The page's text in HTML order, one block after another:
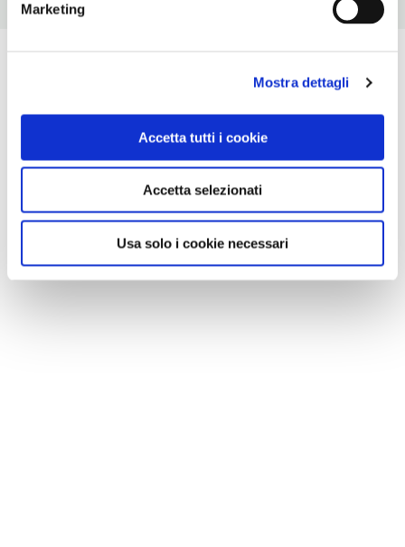
Marketing
Mostra dettagli
Accetta tutti i cookie
Accetta selezionati
Usa solo i cookie necessari